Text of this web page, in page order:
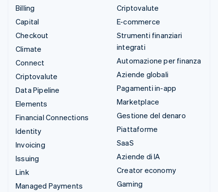
Billing
Capital
Checkout
Climate
Connect
Criptovalute
Data Pipeline
Elements
Financial Connections
Identity
Invoicing
Issuing
Link
Managed Payments
Criptovalute
E-commerce
Strumenti finanziari
integrati
Automazione per finanza
Aziende globali
Pagamenti in-app
Marketplace
Gestione del denaro
Piattaforme
SaaS
Aziende di IA
Creator economy
Gaming